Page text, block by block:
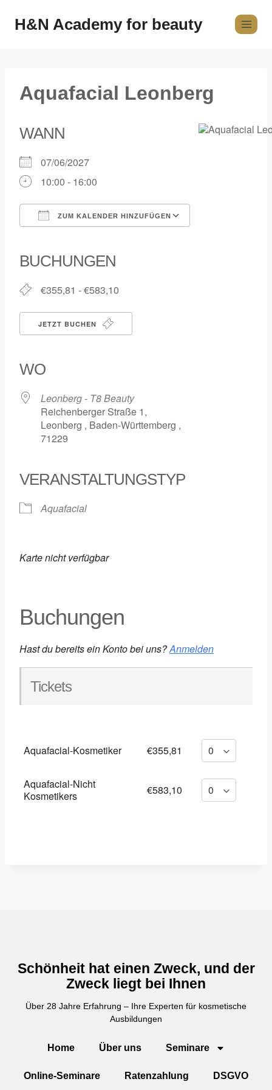
H&N Academy for beauty
Aquafacial Leonberg
WANN
07/06/2027
10:00 - 16:00
ZUM KALENDER HINZUFÜGEN
BUCHUNGEN
€355,81 - €583,10
JETZT BUCHEN
WO
Leonberg - T8 Beauty
Reichenberger Straße 1,
Leonberg , Baden-Württemberg ,
71229
VERANSTALTUNGSTYP
Aquafacial
Karte nicht verfügbar
Buchungen
Hast du bereits ein Konto bei uns?Anmelden
Tickets
Aquafacial-Kosmetiker €355,81
Aquafacial-Nicht
Kosmetikers
€583,10
Schönheit hat einen Zweck, und der
Zweck liegt bei Ihnen
Über 28 Jahre Erfahrung – Ihre Experten für kosmetische
Ausbildungen
Home Über uns Seminare
Online-Seminare Ratenzahlung DSGVO